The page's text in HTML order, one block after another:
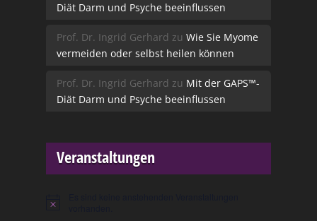
Diät Darm und Psyche beeinflussen
Prof. Dr. Ingrid Gerhard zu Wie Sie Myome
vermeiden oder selbst heilen können
Prof. Dr. Ingrid Gerhard zu Mit der GAPS™-
Diät Darm und Psyche beeinflussen
Veranstaltungen
Hinweis